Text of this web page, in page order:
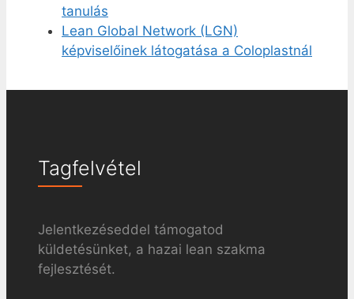
tanulás
Lean Global Network (LGN)
képviselőinek látogatása a Coloplastnál
Tagfelvétel
Jelentkezéseddel támogatod
küldetésünket, a hazai lean szakma
fejlesztését.